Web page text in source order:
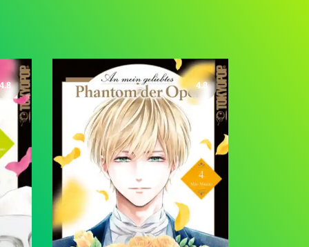
4.8 4.8